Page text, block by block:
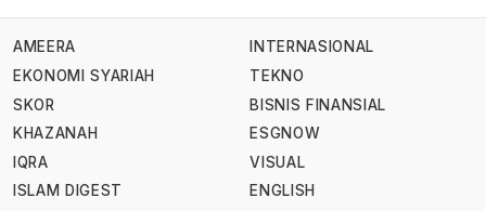
AMEERA
EKONOMI SYARIAH
SKOR
KHAZANAH
IQRA
ISLAM DIGEST
INTERNASIONAL
TEKNO
BISNIS FINANSIAL
ESGNOW
VISUAL
ENGLISH